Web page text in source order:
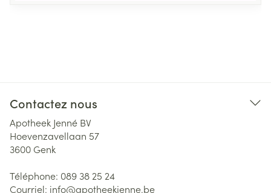
Contactez nous
Apotheek Jenné BV
Hoevenzavellaan 57
3600 Genk
Téléphone: 089 38 25 24
Courriel: info@apotheekjenne.be